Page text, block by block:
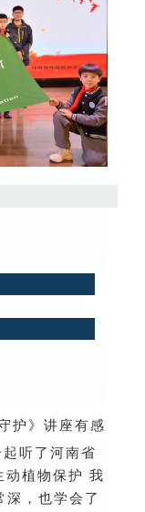
护》讲座有感
听了河南省
动植物保护 我
深，也学会了